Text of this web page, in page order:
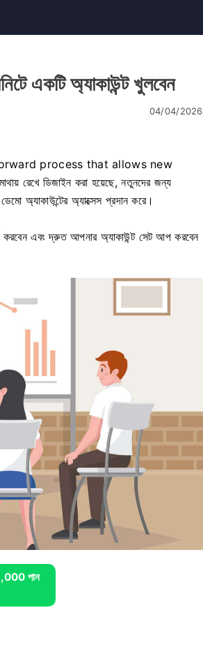
একটি অ্যাকাউন্ট খুলবেন
04/04/2026
process that allows new
ডিজাইন করা হয়েছে, নতুনদের জন্য
অ্যাকাউন্টের অ্যাক্সেস প্রদান করে।
করবেন এবং দ্রুত আপনার অ্যাকাউন্ট সেট আপ করবেন
পান